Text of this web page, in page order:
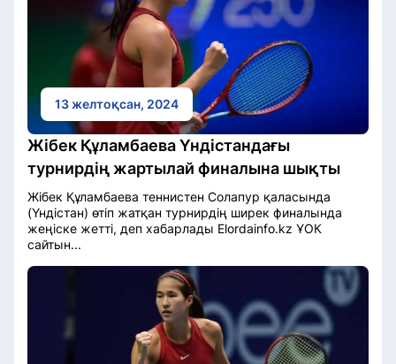
13 желтоқсан, 2024
Жібек Құламбаева Үндістандағы
турнирдің жартылай финалына шықты
Жібек Құламбаева теннистен Солапур қаласында
(Үндістан) өтіп жатқан турнирдің ширек финалында
жеңіске жетті, деп хабарлады Elordainfo.kz ҰОК
сайтын...